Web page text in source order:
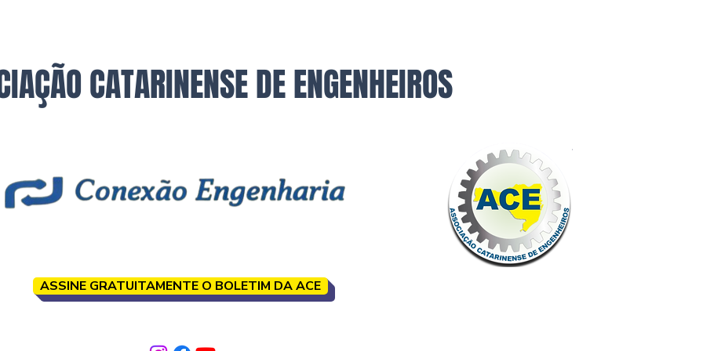
CATARINENSE DE ENGENHEIROS
ASSINE GRATUITAMENTE O BOLETIM DA ACE